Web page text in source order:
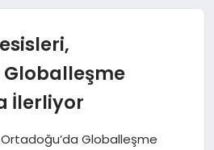
Globalleşme
İlerliyor
Globalleşme